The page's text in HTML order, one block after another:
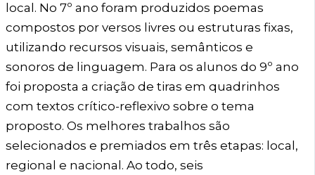
local. No 7º ano foram produzidos poemas
compostos por versos livres ou estruturas fixas,
utilizando recursos visuais, semânticos e
sonoros de linguagem. Para os alunos do 9º ano
foi proposta a criação de tiras em quadrinhos
com textos crítico-reflexivo sobre o tema
proposto. Os melhores trabalhos são
selecionados e premiados em três etapas: local,
regional e nacional. Ao todo, seis